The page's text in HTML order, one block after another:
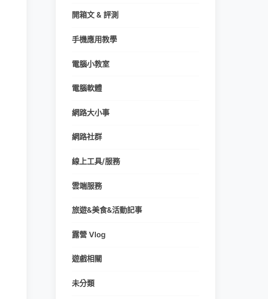
開箱文 & 評測
手機應用教學
電腦小教室
電腦軟體
網路大小事
網路社群
線上工具/服務
雲端服務
旅遊&美食&活動記事
露營 Vlog
遊戲相關
未分類